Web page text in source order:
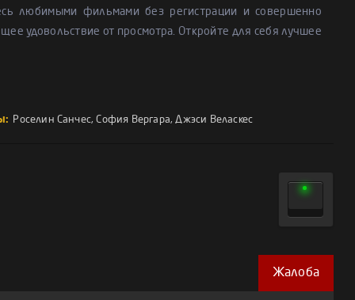
любимыми фильмами без регистрации и совершенно
удовольствие от просмотра. Откройте для себя лучшее
Роселин Санчес,София Вергара,Джэси Веласкес
Жалоба